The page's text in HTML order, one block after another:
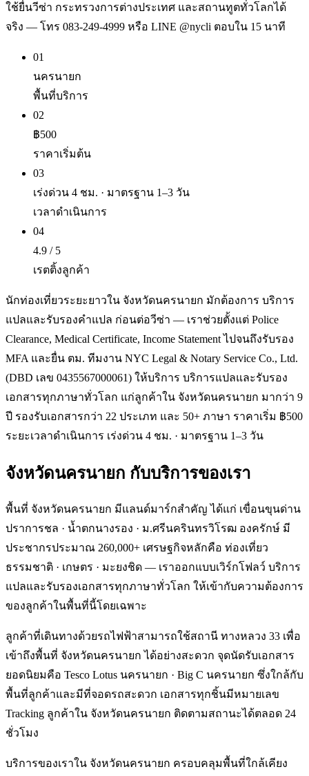
ใช้ยื่นวีซ่า กระทรวงการต่างประเทศ และสถานทูตทั่วโลกได้
จริง — โทร 083-249-4999 หรือ LINE @nycli ตอบใน 15 นาที
01
นครนายก
พื้นที่บริการ
02
฿500
ราคาเริ่มต้น
03
เร่งด่วน 4 ชม. · มาตรฐาน 1–3 วัน
เวลาดำเนินการ
04
4.9 / 5
เรตติ้งลูกค้า
นักท่องเที่ยวระยะยาวใน จังหวัดนครนายก มักต้องการ บริการ
แปลและรับรองคำแปล ก่อนต่อวีซ่า — เราช่วยตั้งแต่ Police
Clearance, Medical Certificate, Income Statement ไปจนถึงรับรอง
MFA และยื่น ตม. ทีมงาน NYC Legal & Notary Service Co., Ltd.
(DBD เลข 0435567000061) ให้บริการ บริการแปลและรับรอง
เอกสารทุกภาษาทั่วโลก แก่ลูกค้าใน จังหวัดนครนายก มากว่า 9
ปี รองรับเอกสารกว่า 22 ประเภท และ 50+ ภาษา ราคาเริ่ม ฿500
ระยะเวลาดำเนินการ เร่งด่วน 4 ชม. · มาตรฐาน 1–3 วัน
จังหวัดนครนายก กับบริการของเรา
พื้นที่ จังหวัดนครนายก มีแลนด์มาร์กสำคัญ ได้แก่ เขื่อนขุนด่าน
ปราการชล · น้ำตกนางรอง · ม.ศรีนครินทรวิโรฒ องครักษ์ มี
ประชากรประมาณ 260,000+ เศรษฐกิจหลักคือ ท่องเที่ยว
ธรรมชาติ · เกษตร · มะยงชิด — เราออกแบบเวิร์กโฟลว์ บริการ
แปลและรับรองเอกสารทุกภาษาทั่วโลก ให้เข้ากับความต้องการ
ของลูกค้าในพื้นที่นี้โดยเฉพาะ
ลูกค้าที่เดินทางด้วยรถไฟฟ้าสามารถใช้สถานี ทางหลวง 33 เพื่อ
เข้าถึงพื้นที่ จังหวัดนครนายก ได้อย่างสะดวก จุดนัดรับเอกสาร
ยอดนิยมคือ Tesco Lotus นครนายก · Big C นครนายก ซึ่งใกล้กับ
พื้นที่ลูกค้าและมีที่จอดรถสะดวก เอกสารทุกชิ้นมีหมายเลข
Tracking ลูกค้าใน จังหวัดนครนายก ติดตามสถานะได้ตลอด 24
ชั่วโมง
บริการของเราใน จังหวัดนครนายก ครอบคลุมพื้นที่ใกล้เคียง